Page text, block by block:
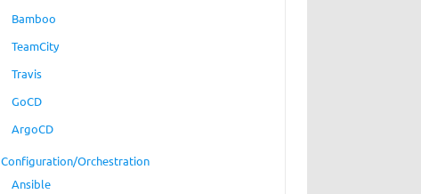
Bamboo
TeamCity
Travis
GoCD
ArgoCD
Configuration/Orchestration
Ansible